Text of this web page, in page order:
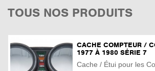
TOUS NOS PRODUITS
CACHE COMPTEUR /
1977 À 1980 SÉRIE 7
Cache / Étui pour les